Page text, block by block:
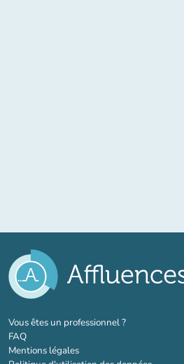
Vous êtes un professionnel ?(nouvel onglet)
FAQ
Mentions légales